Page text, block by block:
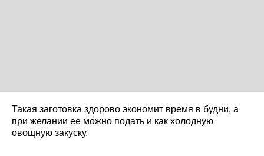
Такая заготовка здорово экономит время в будни, а
при желании ее можно подать и как холодную
овощную закуску.